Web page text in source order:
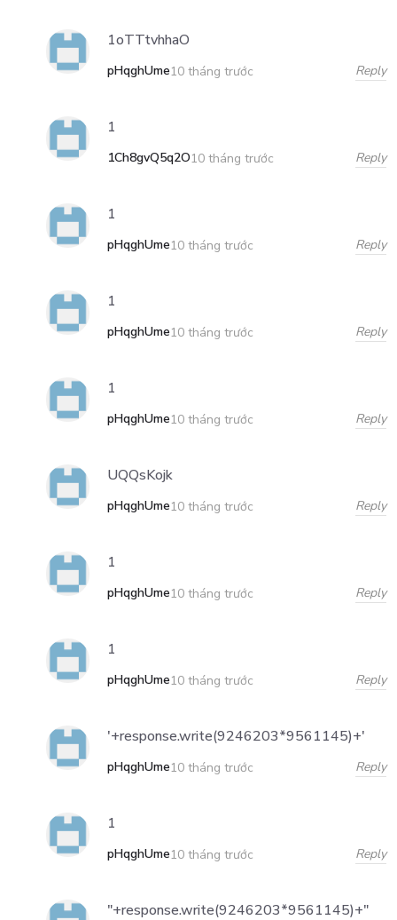
1oTTtvhhaO
pHqghUme10 tháng trước Reply
1
1Ch8gvQ5q2O10 tháng trước Reply
1
pHqghUme10 tháng trước Reply
1
pHqghUme10 tháng trước Reply
1
pHqghUme10 tháng trước Reply
UQQsKojk
pHqghUme10 tháng trước Reply
1
pHqghUme10 tháng trước Reply
1
pHqghUme10 tháng trước Reply
'+response.write(9246203*9561145)+'
pHqghUme10 tháng trước Reply
1
pHqghUme10 tháng trước Reply
"+response.write(9246203*9561145)+"